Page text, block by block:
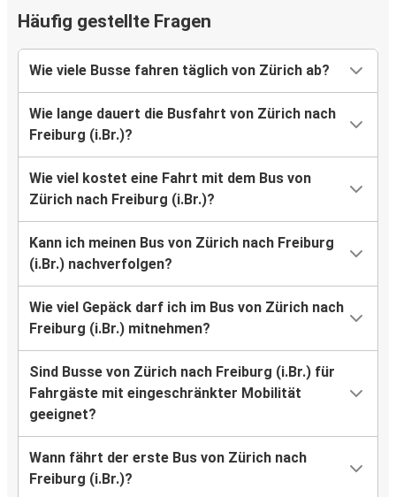
Häufig gestellte Fragen
Wie viele Busse fahren täglich von Zürich ab?
Wie lange dauert die Busfahrt von Zürich nach
Freiburg (i.Br.)?
Wie viel kostet eine Fahrt mit dem Bus von
Zürich nach Freiburg (i.Br.)?
Kann ich meinen Bus von Zürich nach Freiburg
(i.Br.) nachverfolgen?
Wie viel Gepäck darf ich im Bus von Zürich nach
Freiburg (i.Br.) mitnehmen?
Sind Busse von Zürich nach Freiburg (i.Br.) für
Fahrgäste mit eingeschränkter Mobilität
geeignet?
Wann fährt der erste Bus von Zürich nach
Freiburg (i.Br.)?